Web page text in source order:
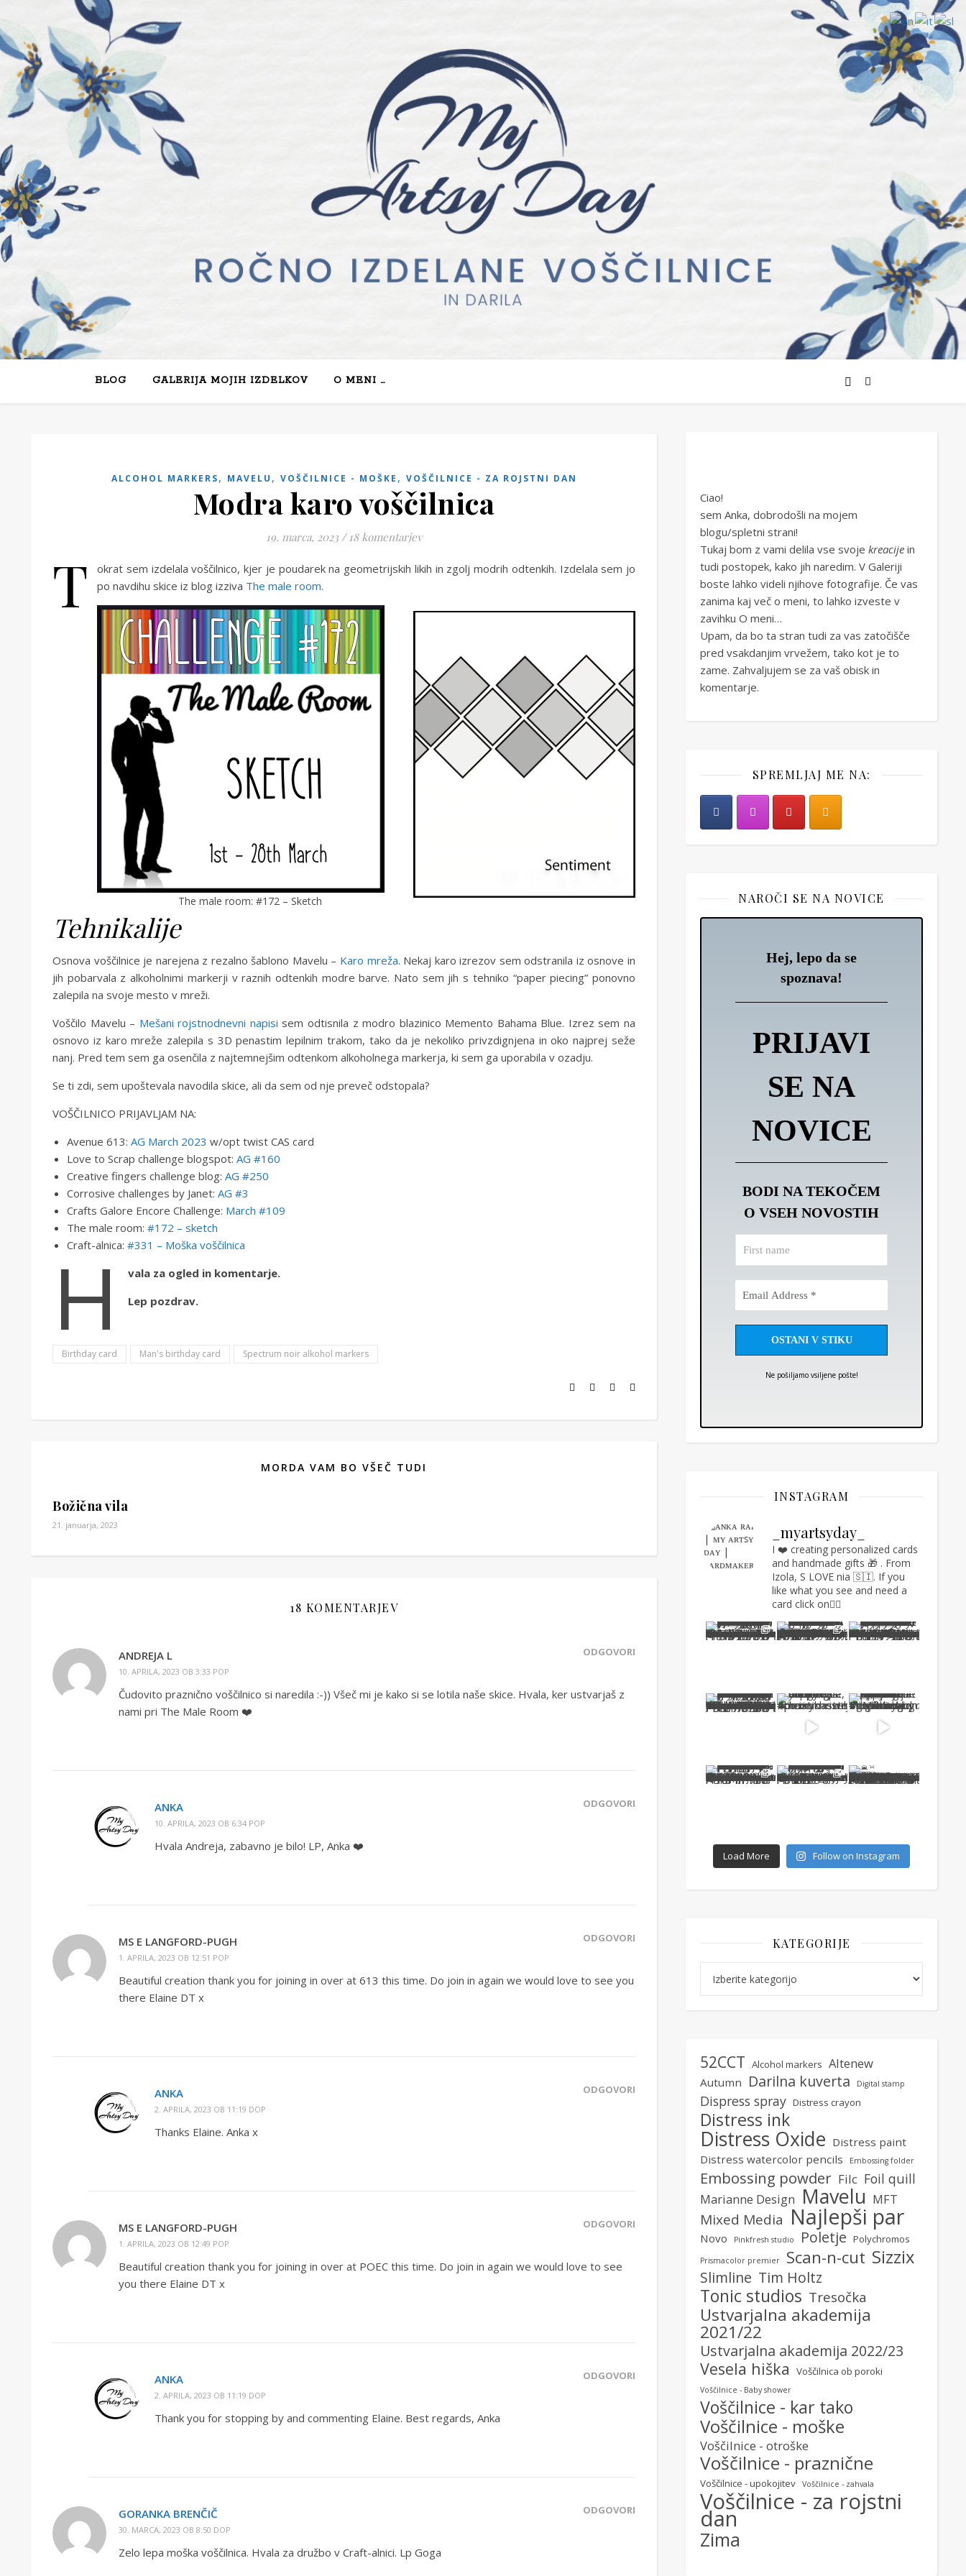
BLOG GALERIJA MOJIH IZDELKOV O MENI …
ALCOHOL MARKERS, MAVELU , VOŠČILNICE - MOŠKE , VOŠČILNICE - ZA ROJSTNI DAN
Modra karo voščilnica
19. marca, 2023 / 18 komentarjev
T
okrat sem izdelala voščilnico, kjer je poudarek na geometrijskih likih in zgolj modrih odtenkih. Izdelala sem jo
po navdihu skice iz blog izziva The male room.
The male room: #172 – Sketch
Tehnikalije
Osnova voščilnice je narejena z rezalno šablono Mavelu – Karo mreža. Nekaj karo izrezov sem odstranila iz osnove in
jih pobarvala z alkoholnimi markerji v raznih odtenkih modre barve. Nato sem jih s tehniko “paper piecing” ponovno
zalepila na svoje mesto v mreži.
Voščilo Mavelu – Mešani rojstnodnevni napisi sem odtisnila z modro blazinico Memento Bahama Blue. Izrez sem na
osnovo iz karo mreže zalepila s 3D penastim lepilnim trakom, tako da je nekoliko privzdignjena in oko najprej seže
nanj. Pred tem sem ga osenčila z najtemnejšim odtenkom alkoholnega markerja, ki sem ga uporabila v ozadju.
Se ti zdi, sem upoštevala navodila skice, ali da sem od nje preveč odstopala?
VOŠČILNICO PRIJAVLJAM NA:
Avenue 613: ​​ AG March 2023 w/opt twist CAS card
Love to Scrap challenge blogspot: AG #160
Creative fingers challenge blog: AG #250
Corrosive challenges by Janet: AG #3
Crafts Galore Encore Challenge: March #109
The male room: #172 – sketch
Craft-alnica: #331 – Moška voščilnica
H
vala za ogled in komentarje.
Lep pozdrav.
Birthday card Man's birthday card Spectrum noir alkohol markers
MORDA VAM BO VŠEČ TUDI
Božična vila
21. januarja, 2023
18 KOMENTARJEV
ANDREJA L
10. APRILA, 2023 OB 3:33 POP
ODGOVORI
Čudovito praznično voščilnico si naredila :-)) Všeč mi je kako si se lotila naše skice. Hvala, ker ustvarjaš z
nami pri The Male Room ❤️
ANKA
10. APRILA, 2023 OB 6:34 POP
ODGOVORI
Hvala Andreja, zabavno je bilo! LP, Anka ❤️
MS E LANGFORD-PUGH
1. APRILA, 2023 OB 12:51 POP
ODGOVORI
Beautiful creation thank you for joining in over at 613 this time. Do join in again we would love to see you
there Elaine DT x
ANKA
2. APRILA, 2023 OB 11:19 DOP
ODGOVORI
Thanks Elaine. Anka x
MS E LANGFORD-PUGH
1. APRILA, 2023 OB 12:49 POP
ODGOVORI
Beautiful creation thank you for joining in over at POEC this time. Do join in again we would love to see
you there Elaine DT x
ANKA
2. APRILA, 2023 OB 11:19 DOP
ODGOVORI
Thank you for stopping by and commenting Elaine. Best regards, Anka
GORANKA BRENČIČ
30. MARCA, 2023 OB 8:50 DOP
ODGOVORI
Zelo lepa moška voščilnica. Hvala za družbo v Craft-alnici. Lp Goga
Ciao!
sem Anka, dobrodošli na mojem
blogu/spletni strani!
Tukaj bom z vami delila vse svoje kreacije in
tudi postopek, kako jih naredim. V Galeriji
boste lahko videli njihove fotografije. Če vas
zanima kaj več o meni, to lahko izveste v
zavihku O meni…
Upam, da bo ta stran tudi za vas zatočišče
pred vsakdanjim vrvežem, tako kot je to
zame. Zahvaljujem se za vaš obisk in
komentarje.
SPREMLJAJ ME NA:
NAROČI SE NA NOVICE
Hej, lepo da se
spoznava!
PRIJAVI
SE NA
NOVICE
BODI NA TEKOČEM
O VSEH NOVOSTIH
Address
*
Ne pošiljamo vsiljene pošte!
INSTAGRAM
_myartsyday_
I ❤️ creating personalized cards
and handmade gifts 🎁 . From
Izola, S LOVE nia 🇸🇮. If you
like what you see and need a
card click on👇🏻
Load More Follow on Instagram
KATEGORIJE
52CCT Alcohol markers Altenew
Autumn Darilna kuverta Digital stamp
Dispress spray Distress crayon
Distress ink
Distress Oxide Distress paint
Distress watercolor pencils
Embossing folder
Embossing powder Filc Foil quill
Marianne Design Mavelu MFT
Mixed Media Najlepši par
Novo Pinkfresh studio Poletje Polychromos
Prismacolor premier Scan-n-cut Sizzix
Slimline Tim Holtz
Tonic studios Tresočka
Ustvarjalna akademija
2021/22
Ustvarjalna akademija 2022/23
Vesela hiška Voščilnica ob poroki
Voščilnice - Baby shower
Voščilnice - kar tako
Voščilnice - moške
Voščilnice - otroške
Voščilnice - praznične
Voščilnice - upokojitev Voščilnice - zahvala
Voščilnice - za rojstni
dan
Zima